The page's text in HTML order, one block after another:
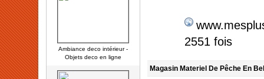
Ambiance deco intérieur -
Objets deco en ligne
2551 fois
Magasin Materiel De Pêche En